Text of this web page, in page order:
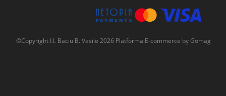
©Copyright I.I. Baciu B. Vasile 2026 Platforma E-commerce by Gomag